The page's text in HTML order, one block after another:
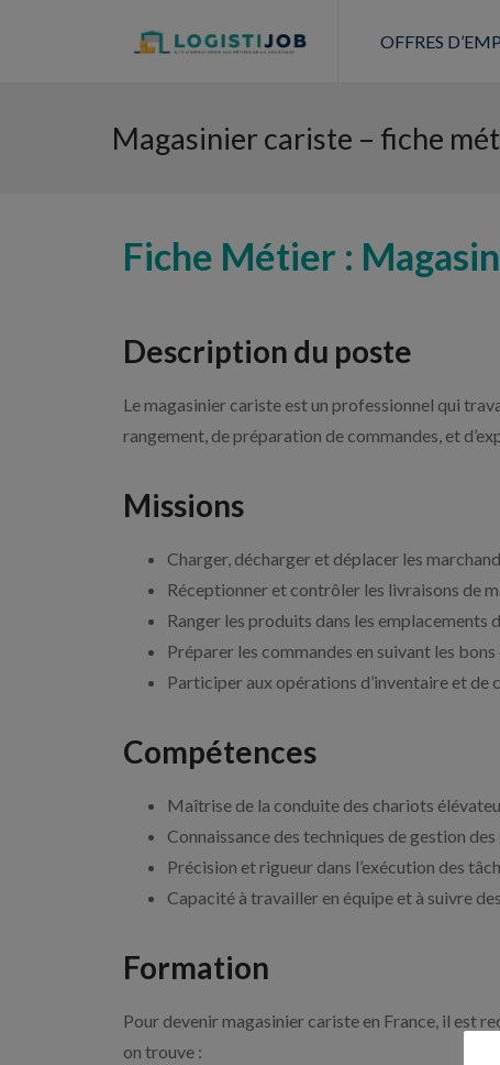
OFFRES
Magasinier cariste – fiche
Fiche Métier :
Description du poste
Le magasinier cariste est un professionnel qui
rangement, de préparation de commandes, et
Missions
Charger, décharger et déplacer les
Réceptionner et contrôler les livraisons de
Ranger les produits dans les emplacements
Préparer les commandes en suivant les
Participer aux opérations d’inventaire et de
Compétences
Maîtrise de la conduite des chariots
Connaissance des techniques de gestion
Précision et rigueur dans l’exécution des
Capacité à travailler en équipe et à suivre
Formation
Pour devenir magasinier cariste en France, il est
on trouve :